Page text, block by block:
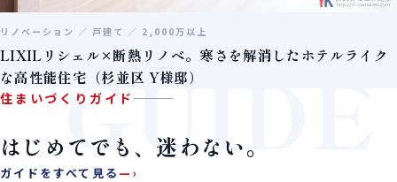
リノベーション ／ 戸建て ／ 2,000万以上
LIXILリシェル×断熱リノベ。寒さを解消したホテルライク
な高性能住宅（杉並区 Y様邸）
GUIDE
住まいづくりガイド
はじめてでも、迷わない。
ガイドをすべて見る —›